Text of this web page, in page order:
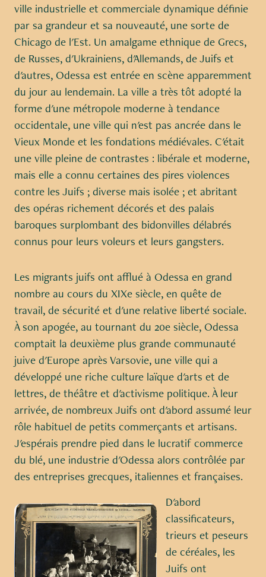
ville industrielle et commerciale dynamique définie
par sa grandeur et sa nouveauté, une sorte de
Chicago de l'Est. Un amalgame ethnique de Grecs,
de Russes, d'Ukrainiens, d'Allemands, de Juifs et
d'autres, Odessa est entrée en scène apparemment
du jour au lendemain. La ville a très tôt adopté la
forme d'une métropole moderne à tendance
occidentale, une ville qui n'est pas ancrée dans le
Vieux Monde et les fondations médiévales. C'était
une ville pleine de contrastes : libérale et moderne,
mais elle a connu certaines des pires violences
contre les Juifs ; diverse mais isolée ; et abritant
des opéras richement décorés et des palais
baroques surplombant des bidonvilles délabrés
connus pour leurs voleurs et leurs gangsters.
Les migrants juifs ont afflué à Odessa en grand
nombre au cours du XIXe siècle, en quête de
travail, de sécurité et d'une relative liberté sociale.
À son apogée, au tournant du 20e siècle, Odessa
comptait la deuxième plus grande communauté
juive d'Europe après Varsovie, une ville qui a
développé une riche culture laïque d'arts et de
lettres, de théâtre et d'activisme politique. À leur
arrivée, de nombreux Juifs ont d'abord assumé leur
rôle habituel de petits commerçants et artisans.
J'espérais prendre pied dans le lucratif commerce
du blé, une industrie d'Odessa alors contrôlée par
des entreprises grecques, italiennes et françaises.
D'abord
classificateurs,
trieurs et peseurs
de céréales, les
Juifs ont